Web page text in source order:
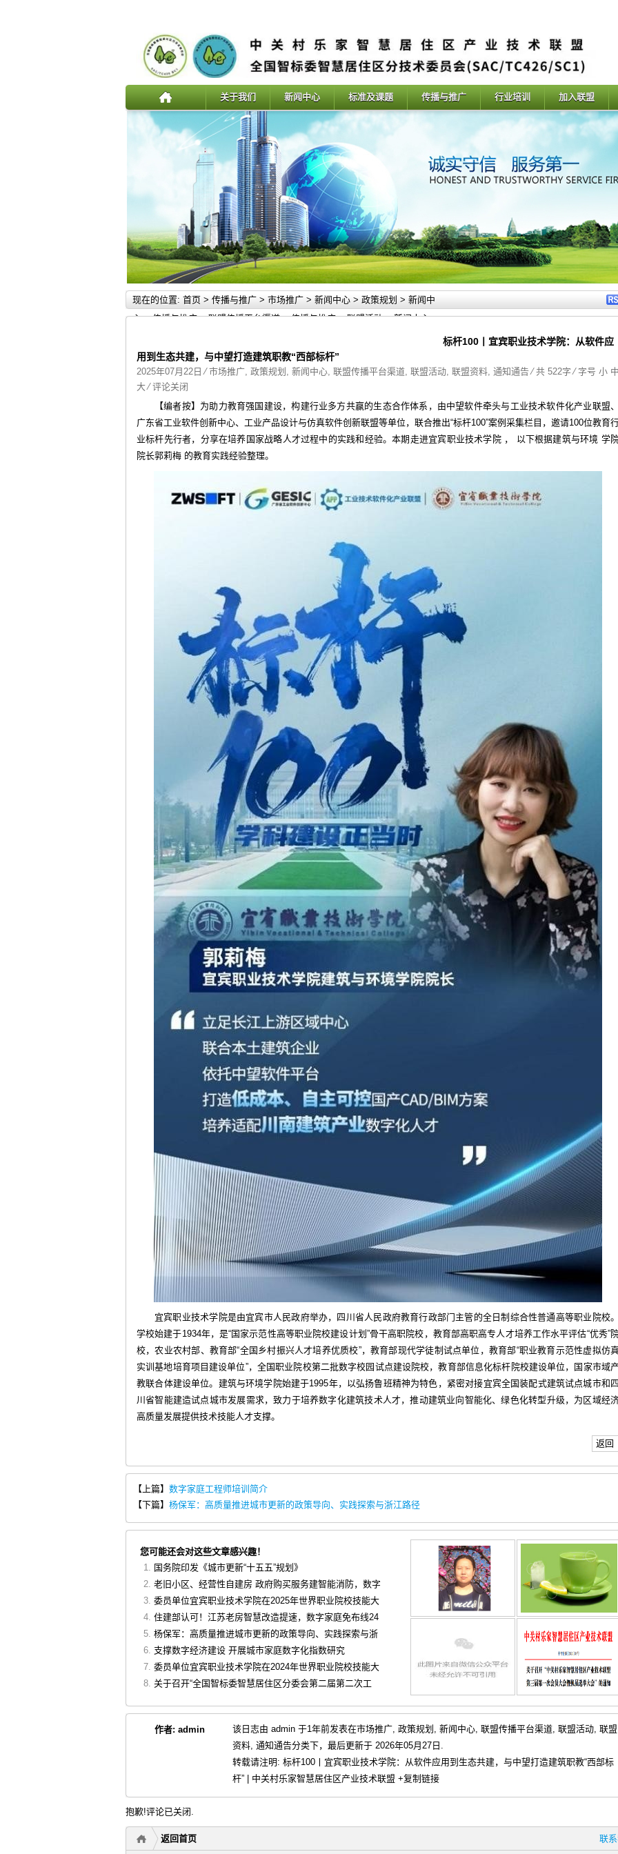
关于我们 新闻中心 标准及课题 传播与推广 行业培训 加入联盟
现在的位置: 首页 > 传播与推广 > 市场推广 > 新闻中心 > 政策规划 > 新闻中
心>传播与推广>联盟传播平台渠道>传播与推广>联盟活动>新闻中心>
标杆100丨宜宾职业技术学院：从软件应
用到生态共建，与中望打造建筑职教“西部标杆”
2025年07月22日 ⁄市场推广, 政策规划 , 新闻中心, 联盟传播平台渠道, 联盟活动, 联盟资料, 通知通告⁄ 共 522字 ⁄ 字号 小 中
大 ⁄评论关闭
【编者按】为助力教育强国建设，构建行业多方共赢的生态合作体系，由中望软件牵头与工业技术软件化产业联盟、
广东省工业软件创新中心、工业产品设计与仿真软件创新联盟等单位，联合推出“标杆100”案例采集栏目，邀请100位教育
业标杆先行者，分享在培养国家战略人才过程中的实践和经验。本期走进宜宾职业技术学院 ， 以下根据建筑与环境 学
院长郭莉梅 的教育实践经验整理。
宜宾职业技术学院是由宜宾市人民政府举办，四川省人民政府教育行政部门主管的全日制综合性普通高等职业院校。
学校始建于1934年，是“国家示范性高等职业院校建设计划”骨干高职院校，教育部高职高专人才培养工作水平评估“优秀”
校，农业农村部、教育部“全国乡村振兴人才培养优质校”，教育部现代学徒制试点单位，教育部“职业教育示范性虚拟仿
实训基地培育项目建设单位”，全国职业院校第二批数字校园试点建设院校，教育部信息化标杆院校建设单位，国家市域产
教联合体建设单位。建筑与环境学院始建于1995年，以弘扬鲁班精神为特色，紧密对接宜宾全国装配式建筑试点城市和四
川省智能建造试点城市发展需求，致力于培养数字化建筑技术人才，推动建筑业向智能化、绿色化转型升级，为区域经
高质量发展提供技术技能人才支撑。
返回
【上篇】 数字家庭工程师培训简介
【下篇】 杨保军：高质量推进城市更新的政策导向、实践探索与浙江路径
您可能还会对这些文章感兴趣！
国务院印发《城市更新“十五五”规划》
老旧小区、经营性自建房 政府购买服务建智能消防，数字
委员单位宜宾职业技术学院在2025年世界职业院校技能大
住建部认可！江苏老房智慧改造提速，数字家庭免布线24
杨保军：高质量推进城市更新的政策导向、实践探索与浙
支撑数字经济建设 开展城市家庭数字化指数研究
委员单位宜宾职业技术学院在2024年世界职业院校技能大
关于召开“全国智标委智慧居住区分委会第二届第二次工
作者: admin 该日志由 admin 于1年前发表在市场推广, 政策规划 , 新闻中心, 联盟传播平台渠道, 联盟活动, 联盟
资料, 通知通告分类下，最后更新于 2026年05月27日.
转载请注明: 标杆100丨宜宾职业技术学院：从软件应用到生态共建，与中望打造建筑职教“西部标
杆” | 中关村乐家智慧居住区产业技术联盟 +复制链接
抱歉!评论已关闭.
联
返回首页